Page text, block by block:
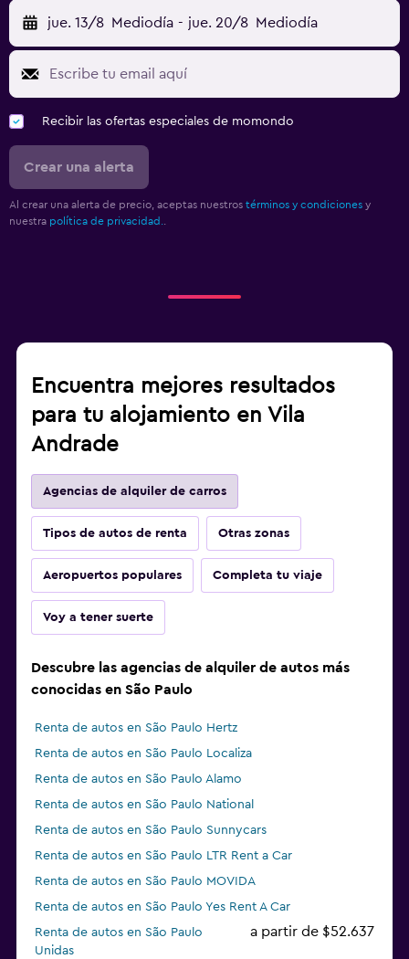
jue. 13/8 Mediodía - jue. 20/8 Mediodía
Recibir las ofertas especiales de momondo
Crear una alerta
Al crear una alerta de precio, aceptas nuestros términos y condiciones y
nuestra política de privacidad..
Encuentra mejores resultados
para tu alojamiento en Vila
Andrade
Agencias de alquiler de carros
Tipos de autos de renta Otras zonas
Aeropuertos populares Completa tu viaje
Voy a tener suerte
Descubre las agencias de alquiler de autos más
conocidas en São Paulo
Renta de autos en São Paulo Hertz
Renta de autos en São Paulo Localiza
Renta de autos en São Paulo Alamo
Renta de autos en São Paulo National
Renta de autos en São Paulo Sunnycars
Renta de autos en São Paulo LTR Rent a Car
Renta de autos en São Paulo MOVIDA
Renta de autos en São Paulo Yes Rent A Car
Renta de autos en São Paulo
Unidas
a partir de $52.637